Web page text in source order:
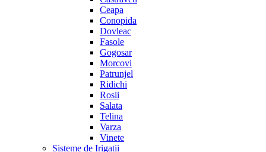
Ceapa
Conopida
Dovleac
Fasole
Gogosar
Morcovi
Patrunjel
Ridichi
Rosii
Salata
Telina
Varza
Vinete
Sisteme de Irigatii